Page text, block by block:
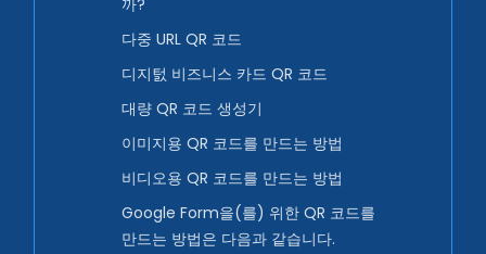
다중 URL QR 코드
디지턼 비즈니스 카드 QR 코드
대량 QR 코드 생성기
이미지용 QR 코드를 만드는 방법
비디오용 QR 코드를 만드는 방법
Google Form을(를) 위한 QR 코드를
만드는 방법은 다음과 같습니다.